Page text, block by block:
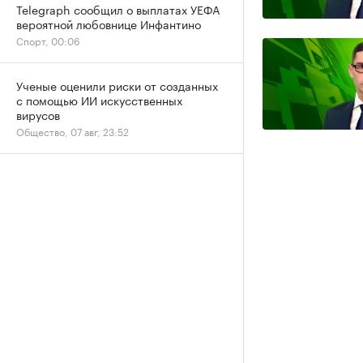
Telegraph сообщил о выплатах УЕФА
вероятной любовнице Инфантино
Спорт, 00:06
Ученые оценили риски от созданных
с помощью ИИ искусственных
вирусов
Общество, 07 авг, 23:52